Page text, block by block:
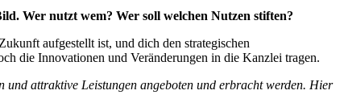
Wer nutzt wem? Wer soll welchen Nutzen stiften?
aufgestellt ist, und dich den strategischen
die Innovationen und Veränderungen in die Kanzlei tragen.
attraktive Leistungen angeboten und erbracht werden. Hier